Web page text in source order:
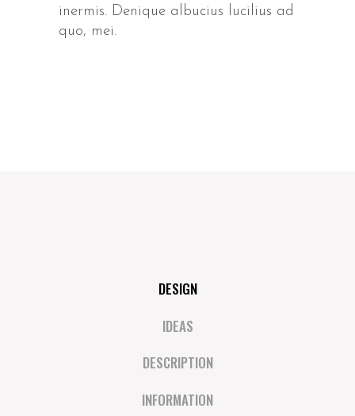
inermis. Denique albucius lucilius ad
quo, mei.
DESIGN
IDEAS
DESCRIPTION
INFORMATION